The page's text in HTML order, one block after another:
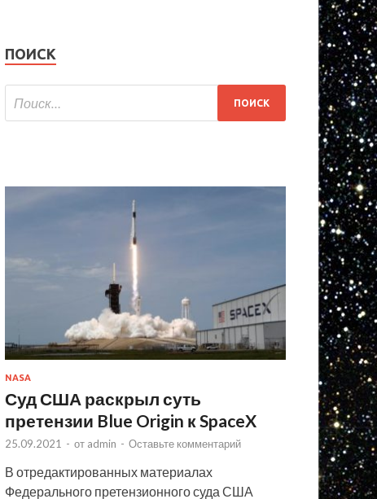
ПОИСК
NASA
Суд США раскрыл суть
претензии Blue Origin к SpaceX
25.09.2021 - от admin - Оставьте комментарий
В отредактированных материалах
Федерального претензионного суда США